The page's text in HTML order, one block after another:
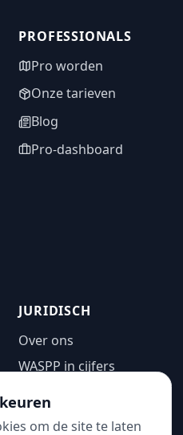
PROFESSIONALS
Pro worden
Onze tarieven
Blog
Pro-dashboard
JURIDISCH
Over ons
WASPP in cijfers
Privacybeleid
om de site te laten